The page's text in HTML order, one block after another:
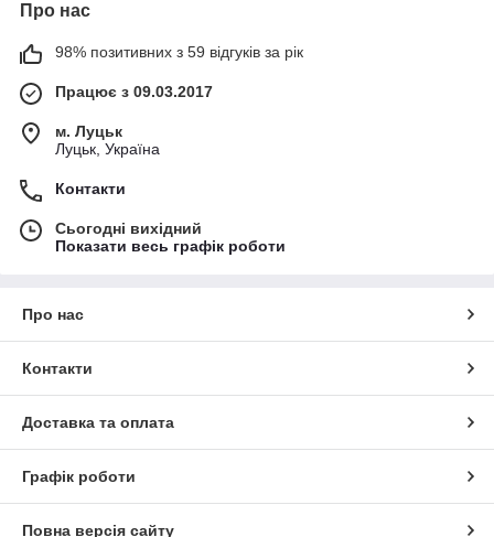
Про нас
98% позитивних з 59 відгуків за рік
Працює з 09.03.2017
м. Луцьк
Луцьк, Україна
Контакти
Сьогодні вихідний
Показати весь графік роботи
Про нас
Контакти
Доставка та оплата
Графік роботи
Повна версія сайту